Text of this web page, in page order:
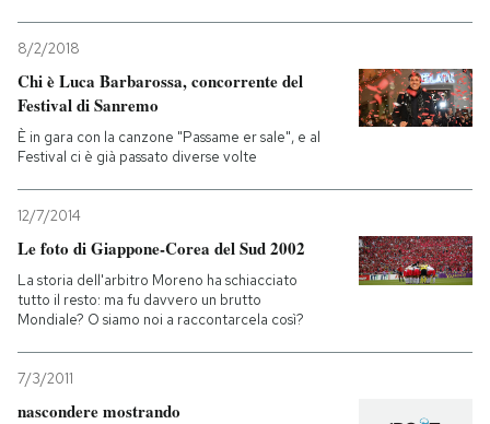
NEWSLETTER
SHOP
CALENDARIO
8/2/2018
Chi è Luca Barbarossa, concorrente del
Festival di Sanremo
È in gara con la canzone "Passame er sale", e al
Festival ci è già passato diverse volte
12/7/2014
Le foto di Giappone-Corea del Sud 2002
La storia dell'arbitro Moreno ha schiacciato
tutto il resto: ma fu davvero un brutto
Mondiale? O siamo noi a raccontarcela così?
7/3/2011
nascondere mostrando